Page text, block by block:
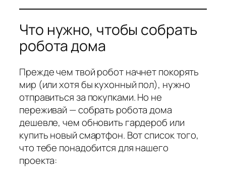
Что нужно, чтобы собрать
робота дома
Прежде чем твой робот начнет покорять
мир (или хотя бы кухонный пол), нужно
отправиться за покупками. Но не
переживай — собрать робота дома
дешевле, чем обновить гардероб или
купить новый смартфон. Вот список того,
что тебе понадобится для нашего
проекта: